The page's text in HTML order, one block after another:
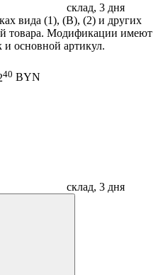
склад, 3 дня
вида (1), (B), (2) и других
товара. Модификации имеют
и основной артикул.
40 BYN
склад, 3 дня